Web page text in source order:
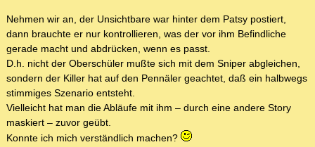
Nehmen wir an, der Unsichtbare war hinter dem Patsy postiert,
dann brauchte er nur kontrollieren, was der vor ihm Befindliche
gerade macht und abdrücken, wenn es passt.
D.h. nicht der Oberschüler mußte sich mit dem Sniper abgleichen,
sondern der Killer hat auf den Pennäler geachtet, daß ein halbwegs
stimmiges Szenario entsteht.
Vielleicht hat man die Abläufe mit ihm – durch eine andere Story
maskiert – zuvor geübt.
Konnte ich mich verständlich machen?